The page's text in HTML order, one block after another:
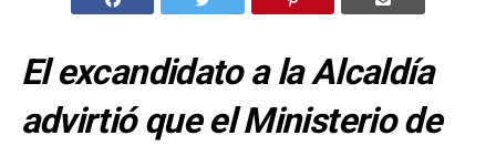
El excandidato a la Alcaldía
advirtió que el Ministerio de